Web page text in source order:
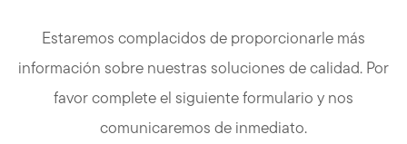
Estaremos complacidos de proporcionarle más
información sobre nuestras soluciones de calidad. Por
favor complete el siguiente formulario y nos
comunicaremos de inmediato.